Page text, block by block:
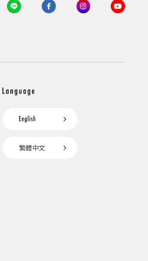
繁體中文